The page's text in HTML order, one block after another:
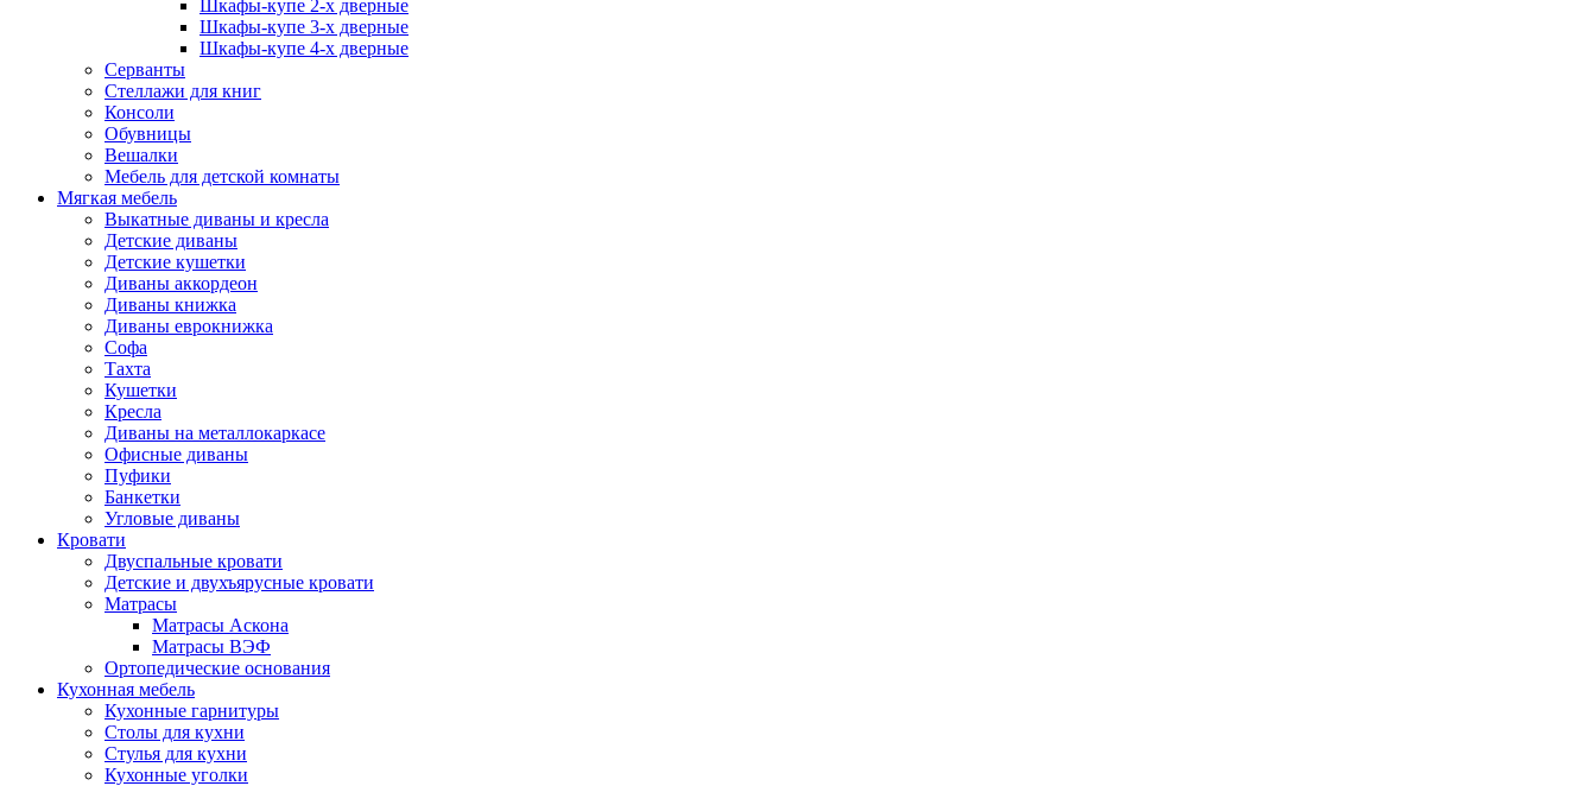
Шкафы-купе 2-x дверные
Шкафы-купе 3-х дверные
Шкафы-купе 4-х дверные
Серванты
Стеллажи для книг
Консоли
Обувницы
Вешалки
Мебель для детской комнаты
Мягкая мебель
Выкатные диваны и кресла
Детские диваны
Детские кушетки
Диваны аккордеон
Диваны книжка
Диваны еврокнижка
Софа
Тахта
Кушетки
Кресла
Диваны на металлокаркасе
Офисные диваны
Пуфики
Банкетки
Угловые диваны
Кровати
Двуспальные кровати
Детские и двухъярусные кровати
Матрасы
Матрасы Аскона
Матрасы ВЭФ
Ортопедические основания
Кухонная мебель
Кухонные гарнитуры
Столы для кухни
Стулья для кухни
Кухонные уголки